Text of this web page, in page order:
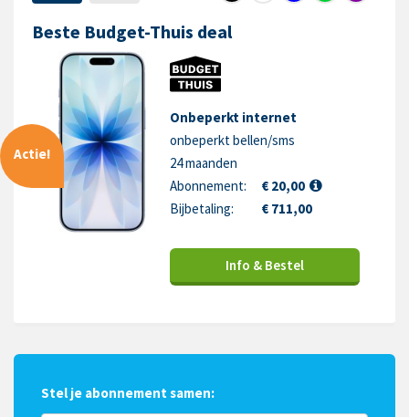
Beste Budget-Thuis deal
Actie!
Onbeperkt internet
onbeperkt bellen/sms
24 maanden
Abonnement:
€ 20,00
Bijbetaling:
€ 711,00
Info & Bestel
Stel je abonnement samen: